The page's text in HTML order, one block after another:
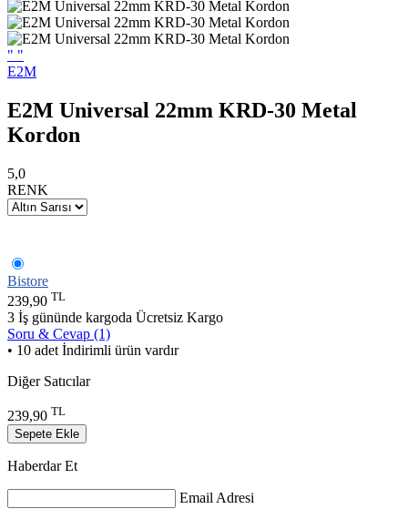
" "
E2M
E2M Universal 22mm KRD-30 Metal
Kordon
5,0
RENK
Bistore
239,90 TL
3 İş gününde kargoda Ücretsiz Kargo
Soru & Cevap (1)
• 10 adet İndirimli ürün vardır
Diğer Satıcılar
239,90 TL
Sepete Ekle
Haberdar Et
Email Adresi